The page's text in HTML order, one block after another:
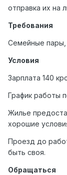
отправка их на
Требования
Семейные
Условия
Зарплата 140
График работы
Жилье
хорошие
Проезд до
быть своя.
Обращаться